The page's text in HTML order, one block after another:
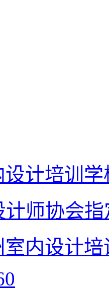
计培训学
计师协会
内设计